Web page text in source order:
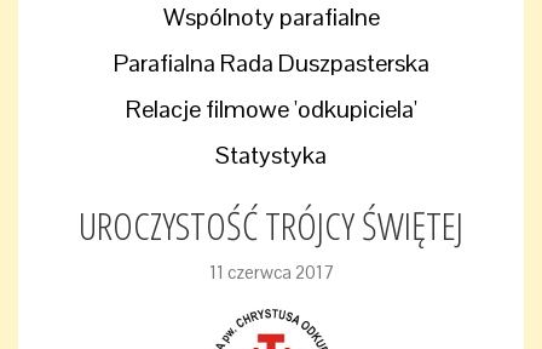
Wspólnoty parafialne
Parafialna Rada Duszpasterska
Relacje filmowe 'odkupiciela'
Statystyka
UROCZYSTOŚĆ TRÓJCY ŚWIĘTEJ
11 czerwca 2017